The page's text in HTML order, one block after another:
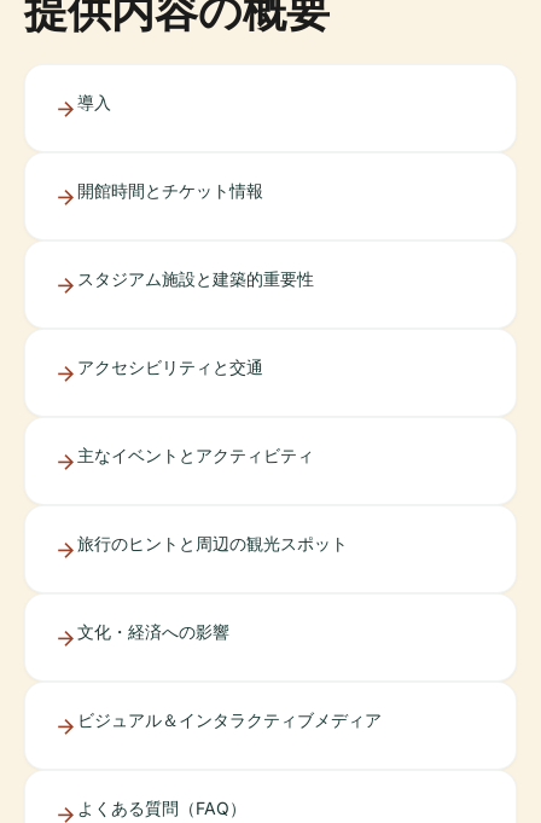
導入
開館時間とチケット情報
スタジアム施設と建築的重要性
アクセシビリティと交通
主なイベントとアクティビティ
旅行のヒントと周辺の観光スポット
文化・経済への影響
ビジュアル＆インタラクティブメディア
よくある質問（FAQ）